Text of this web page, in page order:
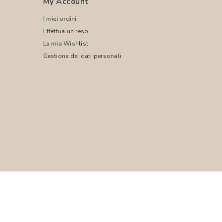
I miei ordini
Effettua un reso
La mia Wishlist
Gestione dei dati personali